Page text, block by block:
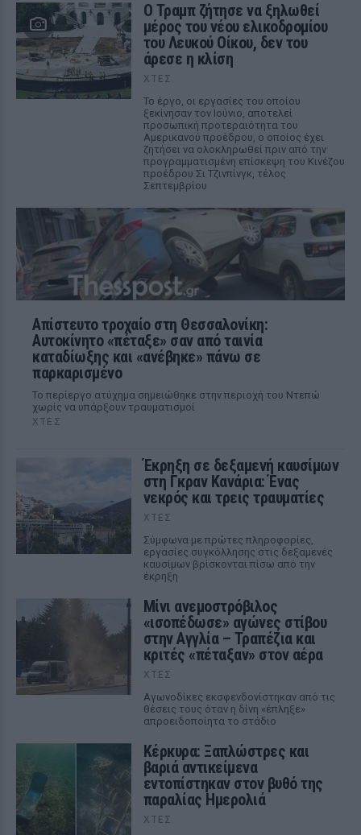
Ο Τραμπ ζήτησε να ξηλωθεί
μέρος του νέου ελικοδρομίου
του Λευκού Οίκου, δεν του
άρεσε η κλίση
ΧΤΕΣ
Το έργο, οι εργασίες του οποίου
ξεκίνησαν τον Ιούνιο, αποτελεί
προσωπική προτεραιότητα του
Αμερικανού προέδρου, ο οποίος έχει
ζητήσει να ολοκληρωθεί πριν από την
προγραμματισμένη επίσκεψη του Κινέζου
προέδρου Σι Τζινπίνγκ, τέλος
Σεπτεμβρίου
Απίστευτο τροχαίο στη Θεσσαλονίκη:
Αυτοκίνητο «πέταξε» σαν από ταινία
καταδίωξης και «ανέβηκε» πάνω σε
παρκαρισμένο
Το περίεργο ατύχημα σημειώθηκε στην περιοχή του Ντεπώ
χωρίς να υπάρξουν τραυματισμοί
ΧΤΕΣ
Έκρηξη σε δεξαμενή καυσίμων
στη Γκραν Κανάρια: Ένας
νεκρός και τρεις τραυματίες
ΧΤΕΣ
Σύμφωνα με πρώτες πληροφορίες,
εργασίες συγκόλλησης στις δεξαμενές
καυσίμων βρίσκονται πίσω από την
έκρηξη
Μίνι ανεμοστρόβιλος
«ισοπέδωσε» αγώνες στίβου
στην Αγγλία – Τραπέζια και
κριτές «πέταξαν» στον αέρα
ΧΤΕΣ
Αγωνοδίκες εκσφενδονίστηκαν από τις
θέσεις τους όταν η δίνη «έπληξε»
απροειδοποίητα το στάδιο
Κέρκυρα: Ξαπλώστρες και
βαριά αντικείμενα
εντοπίστηκαν στον βυθό της
παραλίας Ημερολιά
ΧΤΕΣ